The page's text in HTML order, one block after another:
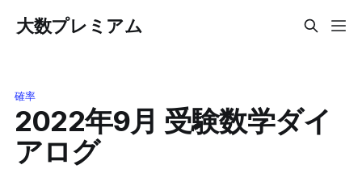
大数プレミアム
確率
2022年9月 受験数学ダイ
アログ